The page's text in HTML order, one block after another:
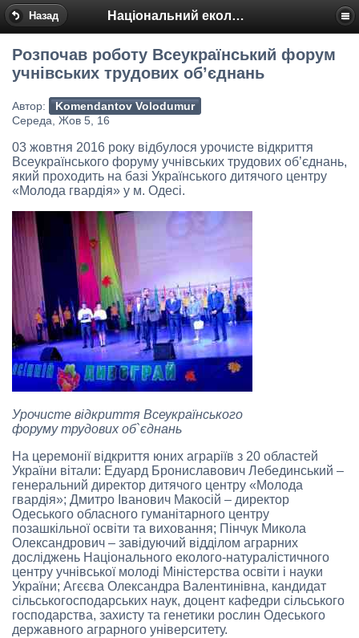
Назад Національний еколого-натуралістичний центр
Розпочав роботу Всеукраїнський форум
учнівських трудових об’єднань
Автор:
Komendantov Volodumur
Середа, Жов 5, 16
03 жовтня 2016 року відбулося урочисте відкриття
Всеукраїнського форуму учнівських трудових об’єднань,
який проходить на базі Українського дитячого центру
«Молода гвардія» у м. Одесі.
Урочисте відкриття Всеукраїнського
форуму трудових об`єднань
На церемонії відкриття юних аграріїв з 20 областей
України вітали: Едуард Брониславович Лебединський –
генеральний директор дитячого центру «Молода
гвардія»; Дмитро Іванович Макосій – директор
Одеського обласного гуманітарного центру
позашкільної освіти та виховання; Пінчук Микола
Олександрович – завідуючий відділом аграрних
досліджень Національного еколого-натуралістичного
центру учнівської молоді Міністерства освіти і науки
України; Агєєва Олександра Валентинівна, кандидат
сільськогосподарських наук, доцент кафедри сільського
господарства, захисту та генетики рослин Одеського
державного аграрного університету.